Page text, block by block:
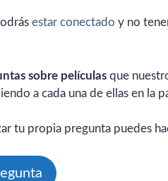
estar conectado y no
sobre películas que
a cada una de ellas en la
tu propia pregunta puedes